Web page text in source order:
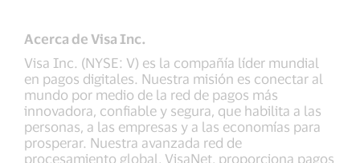
Acerca de Visa Inc.
Visa Inc. (NYSE: V) es la compañía líder mundial
en pagos digitales. Nuestra misión es conectar al
mundo por medio de la red de pagos más
innovadora, confiable y segura, que habilita a las
personas, a las empresas y a las economías para
prosperar. Nuestra avanzada red de
procesamiento global, VisaNet, proporciona pagos